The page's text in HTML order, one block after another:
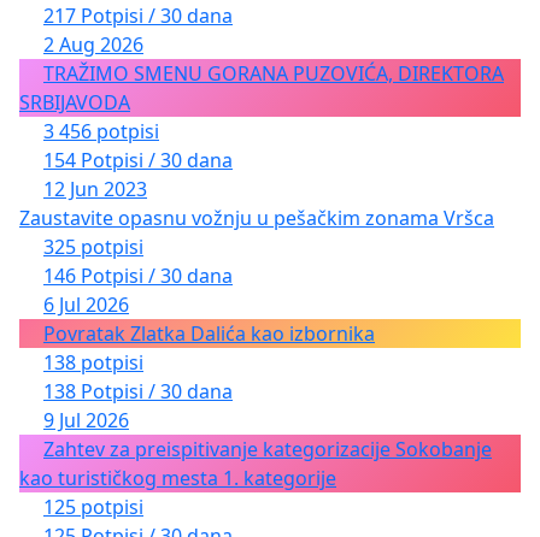
217 Potpisi / 30 dana
2 Aug 2026
TRAŽIMO SMENU GORANA PUZOVIĆA, DIREKTORA
SRBIJAVODA
3 456 potpisi
154 Potpisi / 30 dana
12 Jun 2023
Zaustavite opasnu vožnju u pešačkim zonama Vršca
325 potpisi
146 Potpisi / 30 dana
6 Jul 2026
Povratak Zlatka Dalića kao izbornika
138 potpisi
138 Potpisi / 30 dana
9 Jul 2026
Zahtev za preispitivanje kategorizacije Sokobanje
kao turističkog mesta 1. kategorije
125 potpisi